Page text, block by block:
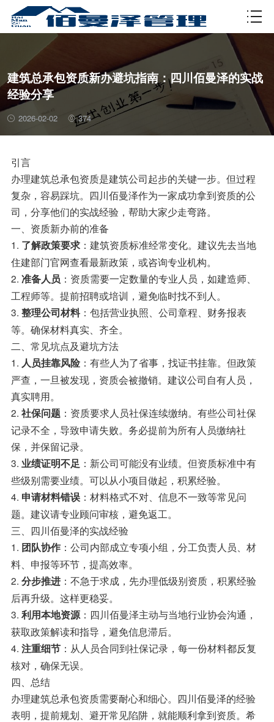
资质许可
建筑总承包资质新办避坑指南：四川佰曼泽的实战
经验分享
2026-02-02 374
引言
办理建筑总承包资质是建筑公司起步的关键一步。但过程
复杂，容易踩坑。四川佰曼泽作为一家成功拿到资质的公
司，分享他们的实战经验，帮助大家少走弯路。
一、资质新办前的准备
1. 了解政策要求：建筑资质标准经常变化。建议先去当地
住建部门官网查看最新政策，或咨询专业机构。
2. 准备人员 ：资质需要一定数量的专业人员，如建造师、
工程师等。提前招聘或培训，避免临时找不到人。
3. 整理公司材料：包括营业执照、公司章程、财务报表
等。确保材料真实、齐全。
二、常见坑点及避坑方法
1. 人员挂靠风险：有些人为了省事，找证书挂靠。但政策
严查，一旦被发现，资质会被撤销。建议公司自有人员，
真实聘用。
2. 社保问题：资质要求人员社保连续缴纳。有些公司社保
记录不全，导致申请失败。务必提前为所有人员缴纳社
保，并保留记录。
3. 业绩证明不足 ：新公司可能没有业绩。但资质标准中有
些级别需要业绩。可以从小项目做起，积累经验。
4. 申请材料错误：材料格式不对、信息不一致等常见问
题。建议请专业顾问审核，避免返工。
三、四川佰曼泽的实战经验
1. 团队协作：公司内部成立专项小组，分工负责人员、材
料、申报等环节，提高效率。
2. 分步推进：不急于求成，先办理低级别资质，积累经验
后再升级。这样更稳妥。
3. 利用本地资源：四川佰曼泽主动与当地行业协会沟通，
获取政策解读和指导，避免信息滞后。
4. 注重细节：从人员合同到社保记录，每一份材料都反复
核对，确保无误。
四、总结
办理建筑总承包资质需要耐心和细心。四川佰曼泽的经验
表明，提前规划、避开常见陷阱，就能顺利拿到资质。希